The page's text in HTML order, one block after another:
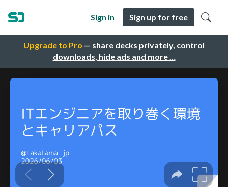
Upgrade to Pro — share decks privately, control
downloads, hide ads and more …
Sign in Sign up for free